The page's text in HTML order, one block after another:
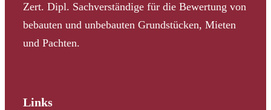
Zert. Dipl. Sachverständige für die Bewertung von
bebauten und unbebauten Grundstücken, Mieten
und Pachten.
Links